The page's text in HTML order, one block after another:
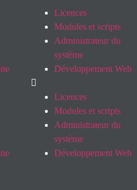
Licences
Modules et scripts
Administrateur du
système
Développement Web
Licences
Modules et scripts
Administrateur du
système
Développement Web